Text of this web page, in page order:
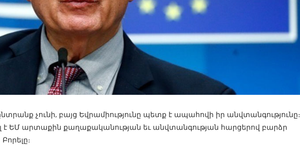
չունի, բայց Եվրամիությունը պետք է ապահովի իր անվտանգությունը։
է ԵՄ արտաքին քաղաքականության եւ անվտանգության հարցերով բարձր